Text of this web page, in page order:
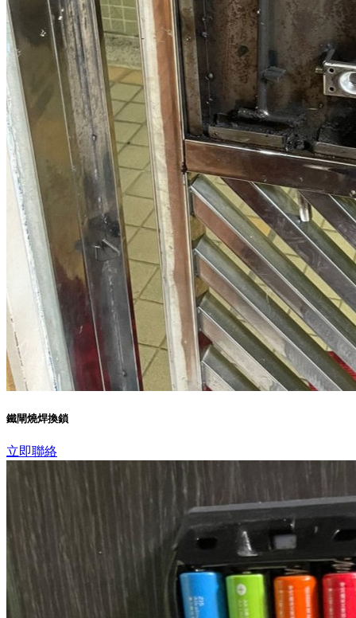
鐵閘燒焊換鎖
立即聯絡